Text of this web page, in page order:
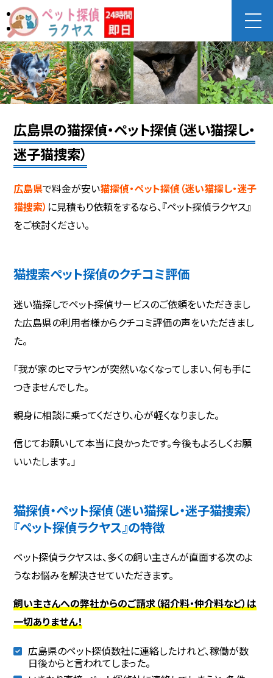
広島県の猫探偵・ペット探偵（迷い猫探し・
迷子猫捜索）
広島県で料金が安い猫探偵・ペット探偵（迷い猫探し・迷子
猫捜索） に見積もり依頼をするなら、『ペット探偵ラクヤス』
をご検討ください。
猫捜索ペット探偵のクチコミ評価
迷い猫探しでペット探偵サービスのご依頼をいただきまし
た広島県の利用者様からクチコミ評価の声をいただきまし
た。
「我が家のヒマラヤンが突然いなくなってしまい、何も手に
つきませんでした。
親身に相談に乗ってくださり、心が軽くなりました。
信じてお願いして本当に良かったです。今後もよろしくお願
いいたします。」
猫探偵・ペット探偵（迷い猫探し・迷子猫捜索）
『ペット探偵ラクヤス』の特徴
ペット探偵ラクヤスは、多くの飼い主さんが直面する次のよ
うなお悩みを解決させていただきます。
飼い主さんへの弊社からのご請求（紹介料・仲介料など）は
一切ありません！
広島県のペット探偵数社に連絡したけれど、稼働が数
日後からと言われてしまった。